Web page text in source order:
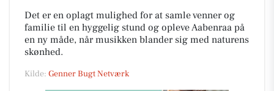
Det er en oplagt mulighed for at samle venner og
familie til en hyggelig stund og opleve Aabenraa på
en ny måde, når musikken blander sig med naturens
skønhed.
Kilde: Genner Bugt Netværk